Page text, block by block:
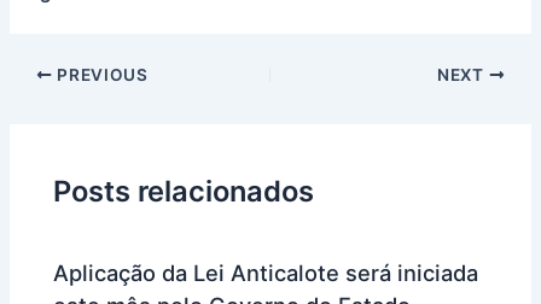
PREVIOUS NEXT
Posts relacionados
Aplicação da Lei Anticalote será iniciada